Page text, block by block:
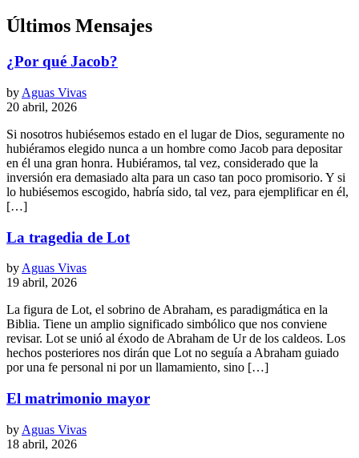
Últimos Mensajes
¿Por qué Jacob?
by Aguas Vivas
20 abril, 2026
Si nosotros hubiésemos estado en el lugar de Dios, seguramente no
hubiéramos elegido nunca a un hombre como Jacob para depositar
en él una gran honra. Hubiéramos, tal vez, considerado que la
inversión era demasiado alta para un caso tan poco promisorio. Y si
lo hubiésemos escogido, habría sido, tal vez, para ejemplificar en él,
[…]
La tragedia de Lot
byAguas Vivas
19 abril, 2026
La figura de Lot, el sobrino de Abraham, es paradigmática en la
Biblia. Tiene un amplio significado simbólico que nos conviene
revisar. Lot se unió al éxodo de Abraham de Ur de los caldeos. Los
hechos posteriores nos dirán que Lot no seguía a Abraham guiado
por una fe personal ni por un llamamiento, sino […]
El matrimonio mayor
by Aguas Vivas
18 abril, 2026